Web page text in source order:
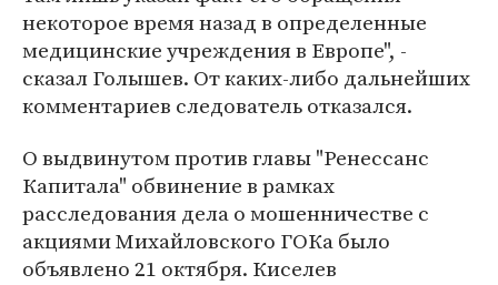
некоторое время назад в определенные
медицинские учреждения в Европе", -
сказал Голышев. От каких-либо дальнейших
комментариев следователь отказался.
О выдвинутом против главы "Ренессанс
Капитала" обвинение в рамках
расследования дела о мошенничестве с
акциями Михайловского ГОКа было
объявлено 21 октября. Киселев